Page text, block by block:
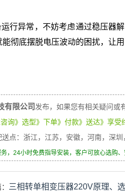
行异常，不妨考虑通过稳压
彻底摆脱电压波动的困扰，让用
有限公司发布，如果您有相关疑问或
询》选型》下单》付款》送达》享受
点：浙江，江苏，安徽，河南，深圳
，24小时免费指导安装，客户可放心选购、
三相转单相变压器220V原理、